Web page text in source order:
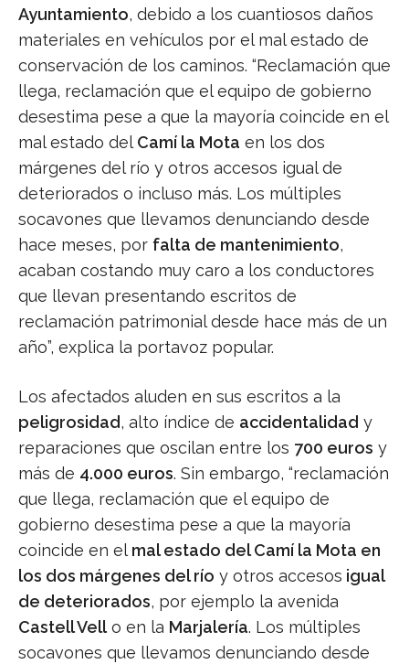
Ayuntamiento, debido a los cuantiosos daños
materiales en vehículos por el mal estado de
conservación de los caminos. “Reclamación que
llega, reclamación que el equipo de gobierno
desestima pese a que la mayoría coincide en el
mal estado delCamí la Mota en los dos
márgenes del río y otros accesos igual de
deteriorados o incluso más. Los múltiples
socavones que llevamos denunciando desde
hace meses, por falta de mantenimiento,
acaban costando muy caro a los conductores
que llevan presentando escritos de
reclamación patrimonial desde hace más de un
año”, explica la portavoz popular.
Los afectados aluden en sus escritos a la
peligrosidad, alto índice de accidentalidad y
reparaciones que oscilan entre los 700 euros y
más de 4.000 euros. Sin embargo, “reclamación
que llega, reclamación que el equipo de
gobierno desestima pese a que la mayoría
coincide en elmal estado del Camí la Mota en
los dos márgenes del río y otros accesos igual
de deteriorados, por ejemplo la avenida
Castell Vello en la Marjalería. Los múltiples
socavones que llevamos denunciando desde